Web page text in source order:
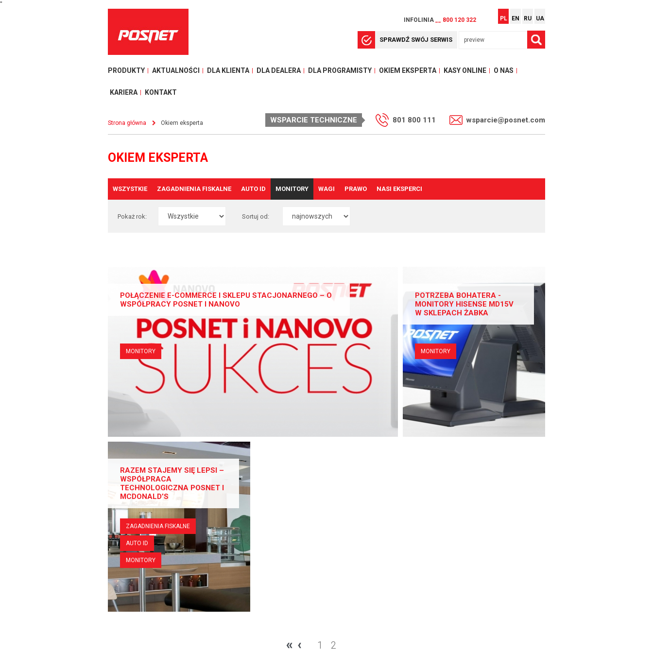
"
INFOLINIA __ 800 120 322 PL EN RU UA
SPRAWDŹ SWÓJ SERWIS
PRODUKTY AKTUALNOŚCI DLA KLIENTA DLA DEALERA DLA PROGRAMISTY OKIEM EKSPERTA KASY ONLINE O NAS
KARIERA KONTAKT
Strona główna Okiem eksperta WSPARCIE TECHNICZNE 801 800 111 wsparcie@posnet.com
OKIEM EKSPERTA
WSZYSTKIE ZAGADNIENIA FISKALNE AUTO ID MONITORY WAGI PRAWO NASI EKSPERCI
Pokaż rok: Sortuj od:
POŁĄCZENIE E-COMMERCE I SKLEPU STACJONARNEGO – O
WSPÓŁPRACY POSNET I NANOVO
MONITORY
POTRZEBA BOHATERA -
MONITORY HISENSE MD15V
W SKLEPACH ŻABKA
MONITORY
RAZEM STAJEMY SIĘ LEPSI –
WSPÓŁPRACA
TECHNOLOGICZNA POSNET I
MCDONALD’S
ZAGADNIENIA FISKALNE
AUTO ID
MONITORY
« ‹ 1 2